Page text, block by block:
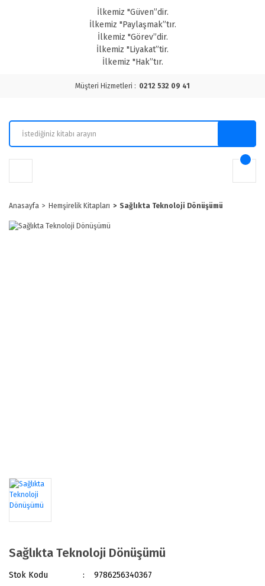
İlkemiz "Güven”dir.
İlkemiz "Paylaşmak”tır.
İlkemiz "Görev”dir.
İlkemiz "Liyakat”tir.
İlkemiz "Hak”tır.
Müşteri Hizmetleri : 0212 532 09 41
Anasayfa Hemşirelik Kitapları Sağlıkta Teknoloji Dönüşümü
Sağlıkta Teknoloji Dönüşümü
Stok Kodu
9786256340367